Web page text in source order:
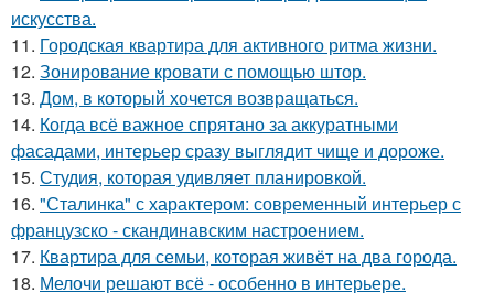
искусства.
11. Городская квартира для активного ритма жизни.
12. Зонирование кровати с помощью штор.
13. Дом, в который хочется возвращаться.
14. Когда всё важное спрятано за аккуратными
фасадами, интерьер сразу выглядит чище и дороже.
15. Студия, которая удивляет планировкой.
16. "Сталинка" с характером: современный интерьер с
французско - скандинавским настроением.
17. Квартира для семьи, которая живёт на два города.
18. Мелочи решают всё - особенно в интерьере.